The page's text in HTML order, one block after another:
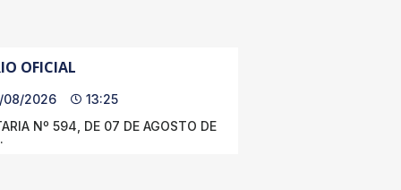
OFICIAL
08/2026
13:25
Nº 594, DE 07 DE AGOSTO DE